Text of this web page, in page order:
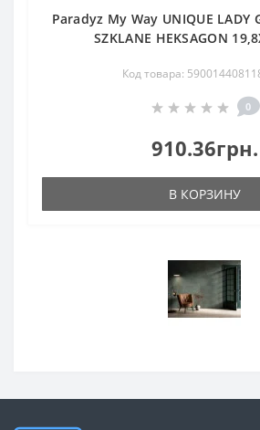
Paradyz My Way UNIQUE LADY
SZKLANE HEKSAGON
Код товара:
0
910.36грн.
В КОРЗИНУ